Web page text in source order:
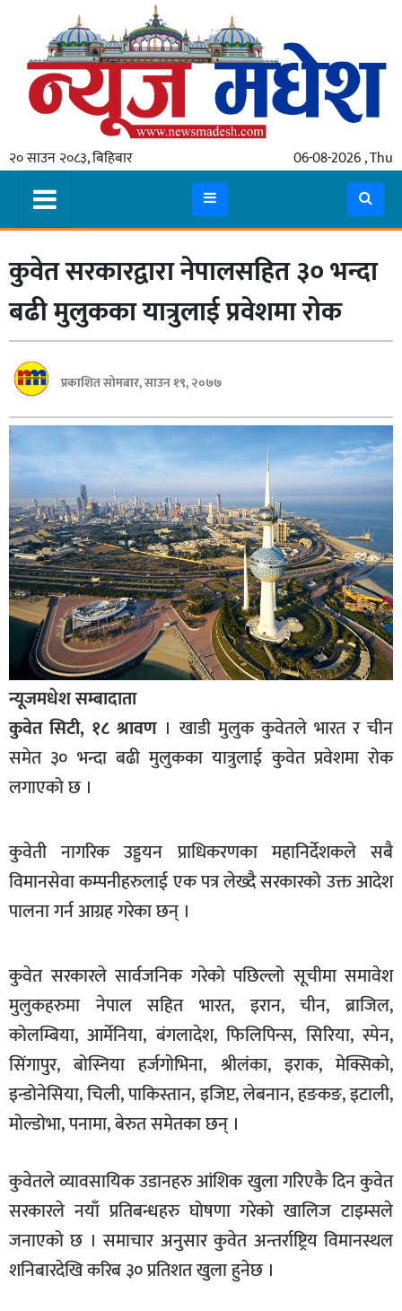
२० साउन २०८३, बिहिबार 06-08-2026 , Thu
गृहपृष्ठ
स्थानीय
प्रदेश
मधेश
प्रदेश
लुम्बिनी
गण्डकी
बागमती
कर्णाली
सुदूरपश्चिम
मधेश
विशेष
राजनीति
प्रमुख
समाचार
राष्ट्रिय
अन्तराष्ट्रिय
अन्तरबार्ता
अर्थ
मनोरञ्जन
/
अन्य
समाज
विचार
स्वास्थ्य
कुवेत सरकारद्वारा नेपालसहित ३० भन्दा
बढी मुलुकका यात्रुलाई प्रवेशमा रोक
प्रकाशित सोमबार, साउन १९, २०७७
न्यूजमधेश सम्बादाता
कुवेत सिटी, १८ श्रावण । खाडी मुलुक कुवेतले भारत र चीन
समेत ३० भन्दा बढी मुलुकका यात्रुलाई कुवेत प्रवेशमा रोक
लगाएको छ ।
कुवेती नागरिक उड्डयन प्राधिकरणका महानिर्देशकले सबै
विमानसेवा कम्पनीहरुलाई एक पत्र लेख्दै सरकारको उक्त आदेश
पालना गर्न आग्रह गरेका छन् ।
कुवेत सरकारले सार्वजनिक गरेको पछिल्लो सूचीमा समावेश
मुलुकहरुमा नेपाल सहित भारत, इरान, चीन, ब्राजिल,
कोलम्बिया, आर्मेनिया, बंगलादेश, फिलिपिन्स, सिरिया, स्पेन,
सिंगापुर, बोस्निया हर्जगोभिना, श्रीलंका, इराक, मेक्सिको,
इन्डोनेसिया, चिली, पाकिस्तान, इजिप्ट, लेबनान, हङकङ, इटाली,
मोल्डोभा, पनामा, बेरुत समेतका छन् ।
कुवेतले व्यावसायिक उडानहरु आंशिक खुला गरिएकै दिन कुवेत
सरकारले नयाँ प्रतिबन्धहरु घोषणा गरेको खालिज टाइम्सले
जनाएको छ । समाचार अनुसार कुवेत अन्तर्राष्ट्रिय विमानस्थल
शनिबारदेखि करिब ३० प्रतिशत खुला हुनेछ ।